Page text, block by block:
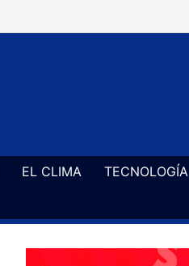
EL CLIMA TECNOLOGÍA